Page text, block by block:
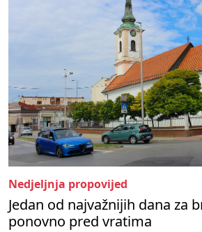
Nedjeljnja propovijed
Jedan od najvažnijih dana za
ponovno pred vratima